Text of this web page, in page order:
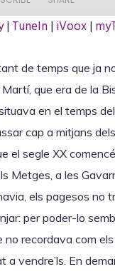
myTuner Radio
|TuneIn |iVoox|
de temps que ja
que era de la
en el temps
cap a mitjans
segle XX
Metges, a les
els pagesos no
per poder-lo
recordava com
vendre’ls. En